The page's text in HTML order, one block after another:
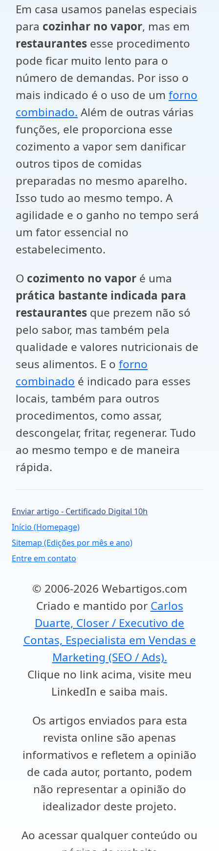
Em casa usamos panelas especiais
para cozinhar no vapor, mas em
restaurantes esse procedimento
pode ficar muito lento para o
número de demandas. Por isso o
mais indicado é o uso de um forno
combinado. Além de outras várias
funções, ele proporciona esse
cozimento a vapor sem danificar
outros tipos de comidas
preparadas no mesmo aparelho.
Isso tudo ao mesmo tempo. A
agilidade e o ganho no tempo será
um fator essencial no
estabelecimento.
O cozimento no vapor é uma
prática bastante indicada para
restaurantes que prezem não só
pelo sabor, mas também pela
qualidade e valores nutricionais de
seus alimentos. E o forno
combinado é indicado para esses
locais, também para outros
procedimentos, como assar,
descongelar, fritar, regenerar. Tudo
ao mesmo tempo e de maneira
rápida.
Enviar artigo - Certificado Digital 10h
Início (Homepage)
Sitemap (Edições por mês e ano)
Entre em contato
© 2006-2026 Webartigos.com
Criado e mantido por Carlos
Duarte, Closer / Executivo de
Contas, Especialista em Vendas e
Marketing (SEO / Ads).
Clique no link acima, visite meu
LinkedIn e saiba mais.
Os artigos enviados para esta
revista online são apenas
informativos e refletem a opinião
de cada autor, portanto, podem
não representar a opinião do
idealizador deste projeto.
Ao acessar qualquer conteúdo ou